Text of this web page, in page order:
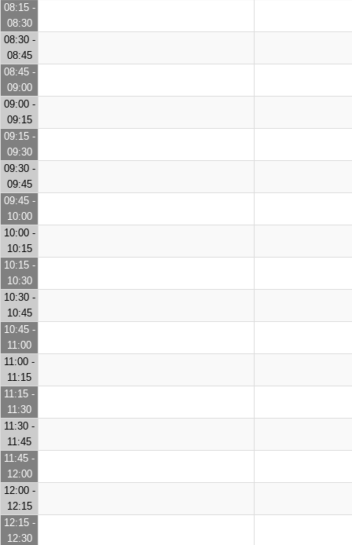
08:15 -
08:30
08:30 -
08:45
08:45 -
09:00
09:00 -
09:15
09:15 -
09:30
09:30 -
09:45
09:45 -
10:00
10:00 -
10:15
10:15 -
10:30
10:30 -
10:45
10:45 -
11:00
11:00 -
11:15
11:15 -
11:30
11:30 -
11:45
11:45 -
12:00
12:00 -
12:15
12:15 -
12:30